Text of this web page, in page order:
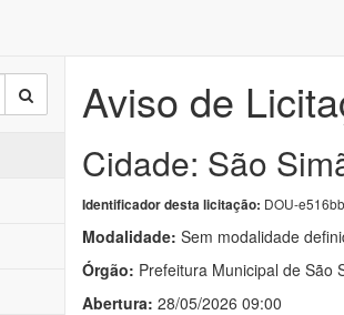
Aviso de
Cidade: São
Identificador desta licitação: DOU-
Modalidade: Sem modalidade
Órgão: Prefeitura Municipal de São
Abertura: 28/05/2026 09:00